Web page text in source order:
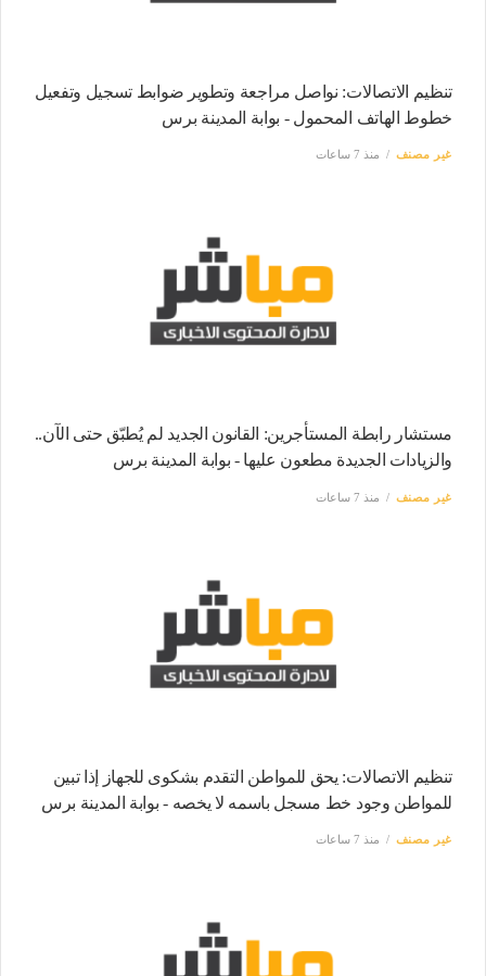
تنظيم الاتصالات: نواصل مراجعة وتطوير ضوابط تسجيل وتفعيل
خطوط الهاتف المحمول - بوابة المدينة برس
غير مصنف منذ 7 ساعات
مستشار رابطة المستأجرين: القانون الجديد لم يُطبّق حتى الآن..
والزيادات الجديدة مطعون عليها - بوابة المدينة برس
غير مصنف منذ 7 ساعات
تنظيم الاتصالات: يحق للمواطن التقدم بشكوى للجهاز إذا تبين
للمواطن وجود خط مسجل باسمه لا يخصه - بوابة المدينة برس
غير مصنف منذ 7 ساعات